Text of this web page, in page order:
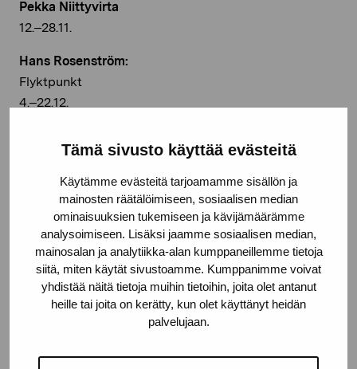
Tämä sivusto käyttää evästeitä
Käytämme evästeitä tarjoamamme sisällön ja
mainosten räätälöimiseen, sosiaalisen median
ominaisuuksien tukemiseen ja kävijämäärämme
analysoimiseen. Lisäksi jaamme sosiaalisen median,
mainosalan ja analytiikka-alan kumppaneillemme tietoja
siitä, miten käytät sivustoamme. Kumppanimme voivat
yhdistää näitä tietoja muihin tietoihin, joita olet antanut
heille tai joita on kerätty, kun olet käyttänyt heidän
palvelujaan.
Facebook
Linkedin
Pekka Niittyvirta
12.–28.11.
Hans Rosenström:
Flyktpunkt
4.–22.12.
Näyttelyt nyt käynnissä